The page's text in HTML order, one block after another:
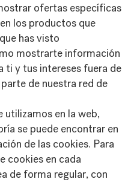
ofertas específicas
los productos que
has visto
mostrarte información
ti y tus intereses fuera de
de nuestra red de
utilizamos en la web,
se puede encontrar en
de las cookies. Para
cookies en cada
de forma regular, con